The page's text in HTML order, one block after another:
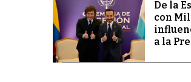
De la
con
a la